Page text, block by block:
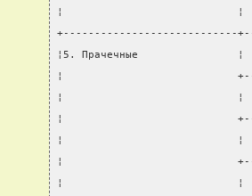
¦                            ¦
+----------------------------
¦5. Прачечные
¦
¦                            ¦
¦
¦                            ¦
¦
¦                            ¦